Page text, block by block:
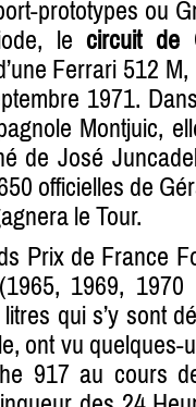
prototypes ou
lecircuit de
Ferrari 512
1971.
Montjuic,
de José
officielles de
le Tour.
Prix de France
1969,
qui s’y sont
ont vu
917 au cours